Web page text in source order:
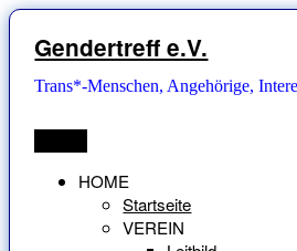
Zum
Inhalt
springen
Gendertreff e.V.
Trans*-Menschen, Angehörige,
HOME
Startseite
VEREIN